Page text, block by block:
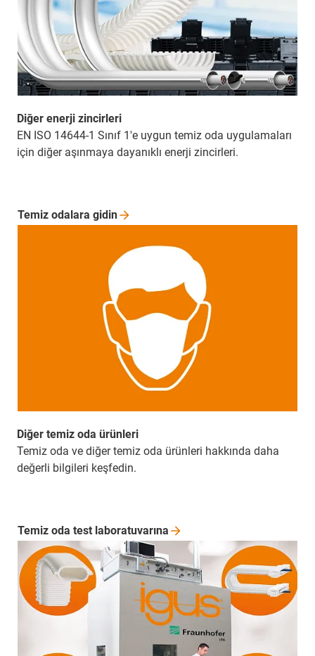
Diğer enerji zincirleri
EN ISO 14644-1 Sınıf 1'e uygun temiz oda uygulamaları
için diğer aşınmaya dayanıklı enerji zincirleri.
Diğer temiz oda ürünleri
Temiz oda ve diğer temiz oda ürünleri hakkında daha
değerli bilgileri keşfedin.
Temiz odalara gidin
Temiz oda test laboratuvarına